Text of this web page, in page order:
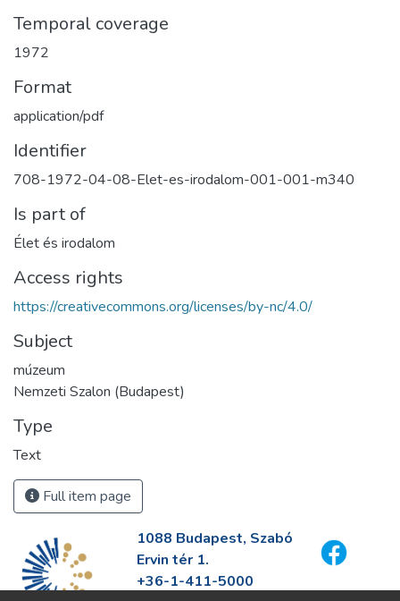
Temporal coverage
1972
Format
application/pdf
Identifier
708-1972-04-08-Elet-es-irodalom-001-001-m340
Is part of
Élet és irodalom
Access rights
https://creativecommons.org/licenses/by-nc/4.0/
Subject
múzeum
Nemzeti Szalon (Budapest)
Type
Text
Full item page
1088 Budapest, Szabó
Ervin tér 1.
+36-1-411-5000